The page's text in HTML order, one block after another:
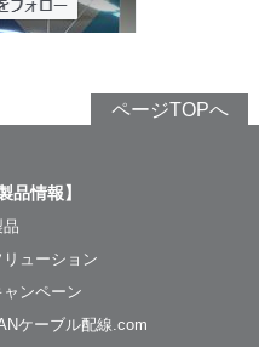
ページTOPへ
品情報】
品
リューション
ャンペーン
ケーブル配線.com